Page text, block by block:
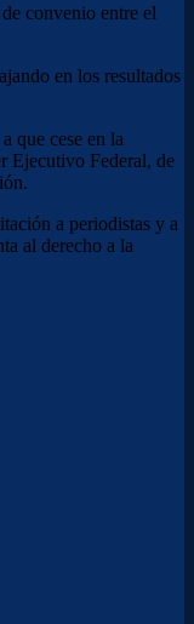
convenio entre el
en los resultados
que cese en la
Ejecutivo Federal, de
a periodistas y a
al derecho a la